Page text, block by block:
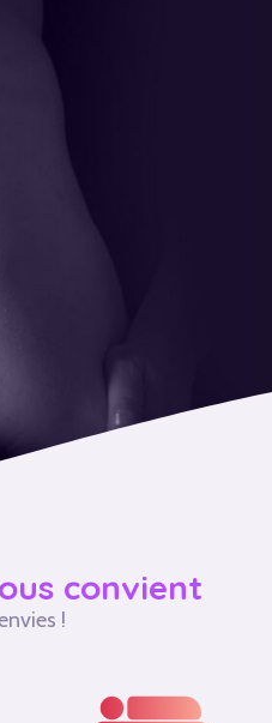
convient
!